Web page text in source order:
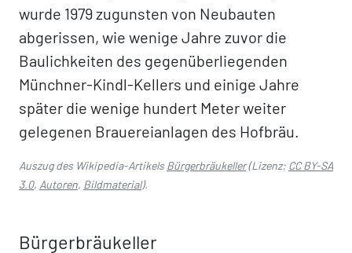
wurde 1979 zugunsten von Neubauten
abgerissen, wie wenige Jahre zuvor die
Baulichkeiten des gegenüberliegenden
Münchner-Kindl-Kellers und einige Jahre
später die wenige hundert Meter weiter
gelegenen Brauereianlagen des Hofbräu.
Auszug des Wikipedia-ArtikelsBürgerbräukeller(Lizenz: CC BY-SA
3.0, Autoren, Bildmaterial).
Bürgerbräukeller